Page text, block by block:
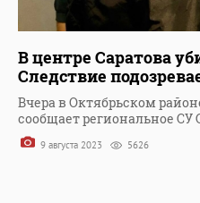
В центре Саратова
Следствие
Вчера в Октябрьском
сообщает региональное СУ
9 августа 2023 5626